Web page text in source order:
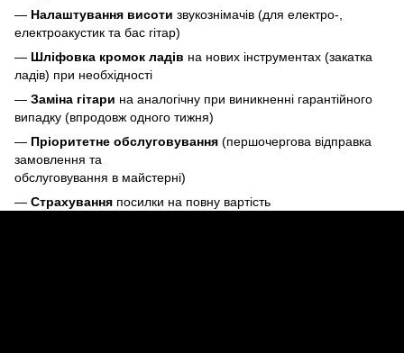
— Налаштування висоти звукознімачів (для електро-,
електроакустик та бас гітар)
— Шліфовка кромок ладів на нових інструментах (закатка
ладів) при необхідності
— Заміна гітари на аналогічну при виникненні гарантійного
випадку (впродовж одного тижня)
— Пріоритетне обслуговування (першочергова відправка
замовлення та
обслуговування в майстерні)
— Страхування посилки на повну вартість